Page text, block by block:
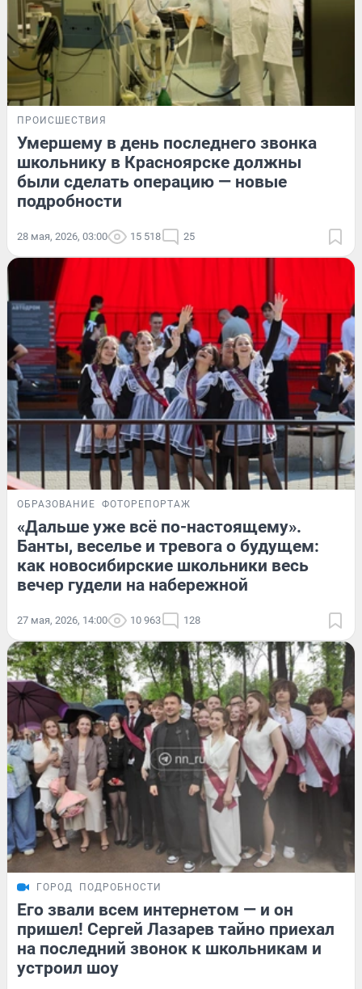
ПРОИСШЕСТВИЯ
Умершему в день последнего звонка
школьнику в Красноярске должны
были сделать операцию — новые
подробности
28 мая, 2026, 03:00 15 518 25
ОБРАЗОВАНИЕ ФОТОРЕПОРТАЖ
«Дальше уже всё по-настоящему».
Банты, веселье и тревога о будущем:
как новосибирские школьники весь
вечер гудели на набережной
27 мая, 2026, 14:00 10 963 128
ГОРОД ПОДРОБНОСТИ
Его звали всем интернетом — и он
пришел! Сергей Лазарев тайно приехал
на последний звонок к школьникам и
устроил шоу